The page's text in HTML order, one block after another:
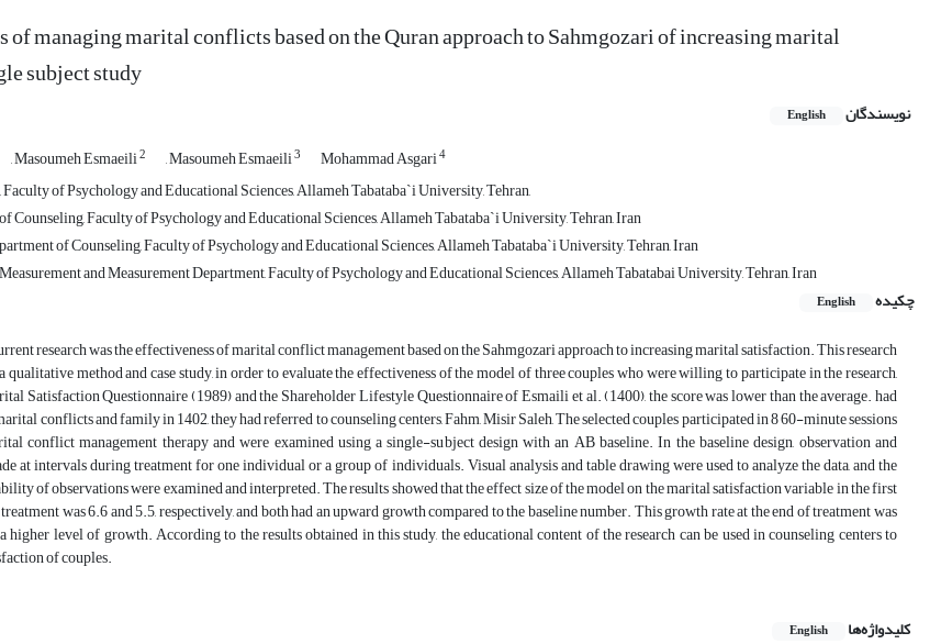
of managing marital conflicts based on the Quran approach to Sahmgozari of increasing marital
subject study
نویسندگان English
, Masoumeh Esmaeili2 , Masoumeh Esmaeili3 Mohammad Asgari4
of Psychology and Educational Sciences, Allameh Tabataba`i University, Tehran,
Counseling, Faculty of Psychology and Educational Sciences, Allameh Tabataba`i University, Tehran, Iran
of Counseling, Faculty of Psychology and Educational Sciences, Allameh Tabataba`i University, Tehran, Iran
and Measurement Department, Faculty of Psychology and Educational Sciences, Allameh Tabatabai University, Tehran, Iran
چکیده
English
research was the effectiveness of marital conflict management based on the Sahmgozari approach to increasing marital satisfaction. This research
qualitative method and case study, in order to evaluate the effectiveness of the model of three couples who were willing to participate in the research,
Satisfaction Questionnaire (1989) and the Shareholder Lifestyle Questionnaire of Esmaili et al. (1400), the score was lower than the average. had
conflicts and family in 1402, they had referred to counseling centers, Fahm, Misir Saleh, The selected couples participated in 8 60-minute sessions
conflict management therapy and were examined using a single-subject design with an AB baseline. In the baseline design, observation and
at intervals during treatment for one individual or a group of individuals. Visual analysis and table drawing were used to analyze the data, and the
of observations were examined and interpreted. The results showed that the effect size of the model on the marital satisfaction variable in the first
was 6.6 and 5.5, respectively, and both had an upward growth compared to the baseline number. This growth rate at the end of treatment was
higher level of growth. According to the results obtained in this study, the educational content of the research can be used in counseling centers to
of couples.
کلیدواژه‌ها English